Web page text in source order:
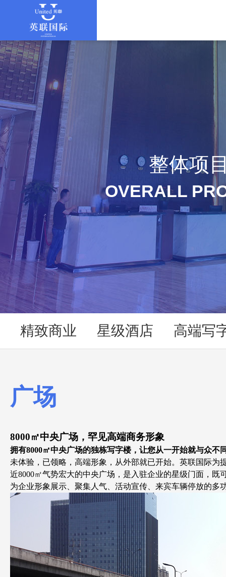
整体项
OVERALL
精致商业 星级酒店 高端写
广场
8000㎡中央广场， 罕见高端商务形象
拥有8000㎡中央广场的独栋写字楼，让您从一开始就与众不
未体验，已领略，高端形象，从外部就已开始。英联国际为
近8000㎡气势宏大的中央广场，是入驻企业的星级门面，既
为企业形象展示、聚集人气、活动宣传、来宾车辆停放的多